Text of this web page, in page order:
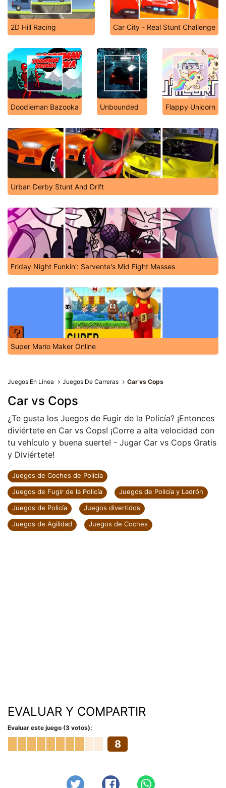
2D Hill Racing Car City - Real Stunt Challenge
Doodieman Bazooka Unbounded Flappy Unicorn
Urban Derby Stunt And Drift
Friday Night Funkin': Sarvente's Mid Fight Masses
Super Mario Maker Online
Juegos En Línea Juegos De Carreras Car vs Cops
Car vs Cops
¿Te gusta los Juegos de Fugir de la Policía? ¡Entonces
diviértete en Car vs Cops! ¡Corre a alta velocidad con
tu vehículo y buena suerte! - Jugar Car vs Cops Gratis
y Diviértete!
Juegos de Coches de Policía
Juegos de Fugir de la Policía
Juegos de Policía y Ladrón
Juegos de Policía
Juegos divertidos
Juegos de Agilidad
Juegos de Coches
EVALUAR Y COMPARTIR
Evaluar este juego (3 votos):
8